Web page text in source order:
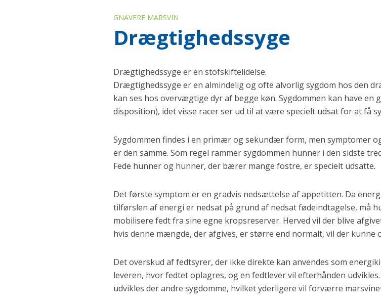
GNAVERE MARSVIN
Drægtighedssyge
Drægtighedssyge er en stofskiftelidelse.
Drægtighedssyge er en almindelig og ofte alvorlig sygdom hos den
kan ses hos overvægtige dyr af begge køn. Sygdommen kan have en
disposition), idet visse racer ser ud til at være specielt udsat for at få
Sygdommen findes i en primær og sekundær form, men symptomer
er den samme. Som regel rammer sygdommen hunner i den sidste
Fede hunner og hunner, der bærer mange fostre, er specielt udsatte.
Det første symptom er en gradvis nedsættelse af appetitten. Da
tilførslen af energi er nedsat på grund af nedsat fødeindtagelse, må
mobilisere fedt fra sine egne kropsreserver. Herved vil der blive
hvis denne mængde, der afgives, er større end normalt, vil der kunne
Det overskud af fedtsyrer, der ikke direkte kan anvendes som
leveren, hvor fedtet oplagres, og en fedtlever vil efterhånden
udvikles der andre sygdomme, hvilket yderligere vil forværre